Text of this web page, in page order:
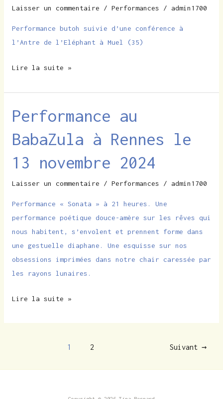
Laisser un commentaire / Performances / admin1700
Performance butoh suivie d’une conférence à
l’Antre de l’Eléphant à Muel (35)
le
avril
2025
Lire la suite »
Performance au
BabaZula à Rennes le
13 novembre 2024
Laisser un commentaire / Performances / admin1700
Performance « Sonata » à 21 heures. Une
performance poétique douce-amère sur les rêves qui
nous habitent, s’envolent et prennent forme dans
une gestuelle diaphane. Une esquisse sur nos
obsessions imprimées dans notre chair caressée par
les rayons lunaires.
Performance
BabaZula
Rennes
le
novembre
2024
Lire la suite »
1 2 Suivant →